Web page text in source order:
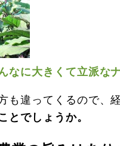
なに大きくて立派な
も違ってくるので、
とでしょうか。